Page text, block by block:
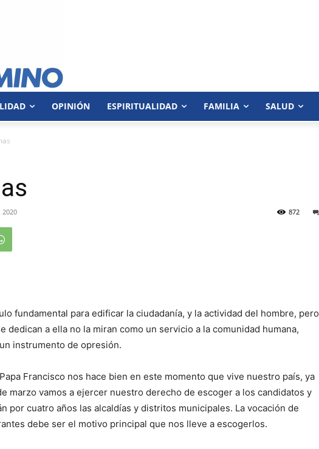
OPINIÓN ESPIRITUALIDAD FAMILIA SALUD
2020 872
fundamental para edificar la ­ciudadanía, y la actividad del hombre, pero
dedican a ella no la miran como un servicio a la comunidad humana,
instrumento de ­opresión.
Francisco nos hace bien en este momento que vive nuestro país, ya
marzo vamos a ejercer nuestro derecho de escoger a los ­candidatos y
por cuatro años las alcal­días y distritos municipales. La vocación de
debe ser el motivo principal que nos lleve a esco­gerlos.